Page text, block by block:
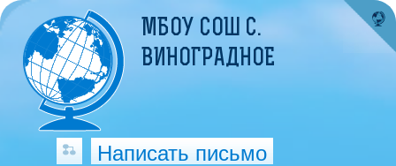
МБОУ СОШ С.
ВИНОГРАДНОЕ
Написать письмо